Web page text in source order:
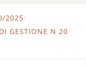
2025:
GESTIONE N.20